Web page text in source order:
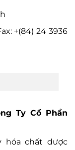
+(84) 24 3936
Ty Cổ Phần
hóa chất dược